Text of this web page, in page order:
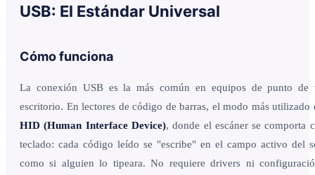
USB: El Estándar Universal
Cómo funciona
La conexión USB es la más común en equipos de punto de
escritorio. En lectores de código de barras, el modo más utilizado
HID (Human Interface Device), donde el escáner se comporta
teclado: cada código leído se "escribe" en el campo activo del
como si alguien lo tipeara. No requiere drivers ni